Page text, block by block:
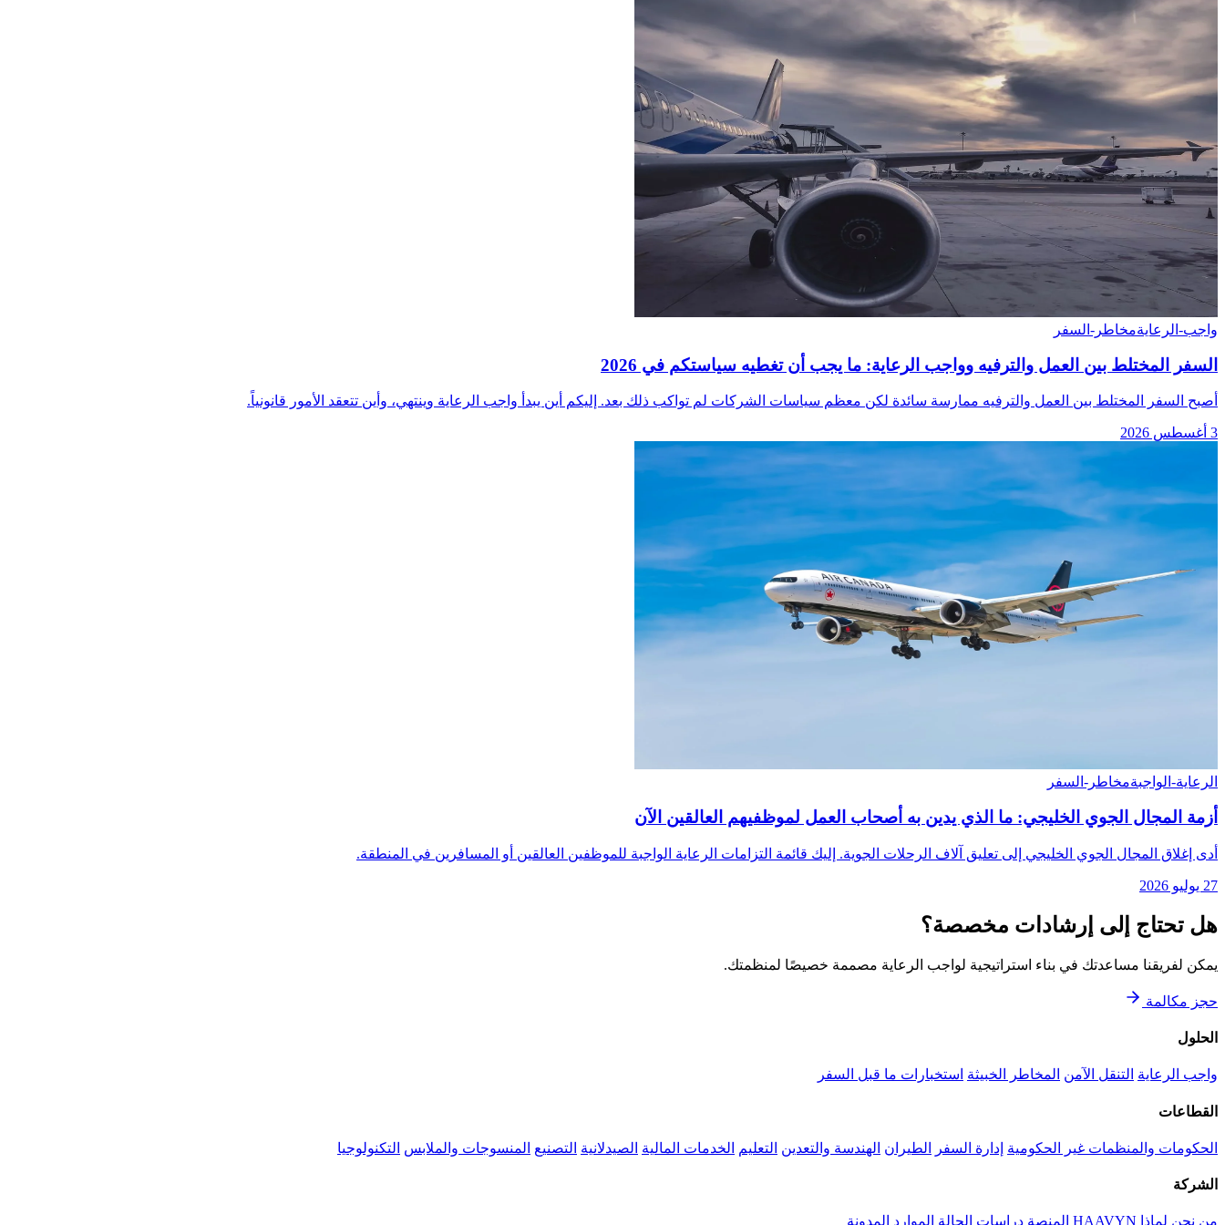
واجب-الرعايةمخاطر-السفر
السفر المختلط بين العمل والترفيه وواجب الرعاية: ما يجب أن تغطيه سياستكم في 2026
أصبح السفر المختلط بين العمل والترفيه ممارسة سائدة لكن معظم سياسات الشركات لم تواكب ذلك بعد. إليكم أين يبدأ واجب الرعاية وينتهي، وأين تتعقد الأمور قانونياً.
3 أغسطس 2026
الرعاية-الواجبةمخاطر-السفر
أزمة المجال الجوي الخليجي: ما الذي يدين به أصحاب العمل لموظفيهم العالقين الآن
أدى إغلاق المجال الجوي الخليجي إلى تعليق آلاف الرحلات الجوية. إليك قائمة التزامات الرعاية الواجبة للموظفين العالقين أو المسافرين في المنطقة.
27 يوليو 2026
هل تحتاج إلى إرشادات مخصصة؟
يمكن لفريقنا مساعدتك في بناء استراتيجية لواجب الرعاية مصممة خصيصًا لمنظمتك.
حجز مكالمة
الحلول
واجب الرعاية التنقل الآمن المخاطر الخبيثة استخبارات ما قبل السفر
القطاعات
الحكومات والمنظمات غير الحكومية إدارة السفر الطيران الهندسة والتعدين التعليم الخدمات المالية الصيدلانية التصنيع المنسوجات والملابس التكنولوجيا
الشركة
من نحن لماذا HAAVYN المنصة دراسات الحالة الموارد المدونة